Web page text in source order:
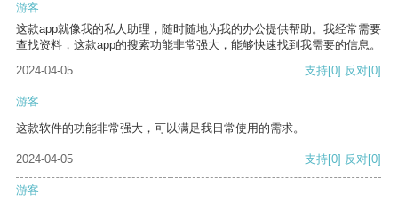
游客
这款app就像我的私人助理，随时随地为我的办公提供帮助。我经常需要
查找资料，这款app的搜索功能非常强大，能够快速找到我需要的信息。
2024-04-05
支持[0] 反对[0]
游客
这款软件的功能非常强大，可以满足我日常使用的需求。
2024-04-05 支持[0] 反对[0]
游客